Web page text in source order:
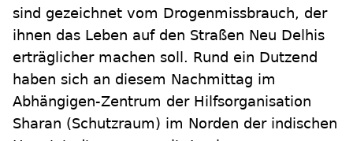
sind gezeichnet vom Drogenmissbrauch, der
ihnen das Leben auf den Straßen Neu Delhis
erträglicher machen soll. Rund ein Dutzend
haben sich an diesem Nachmittag im
Abhängigen-Zentrum der Hilfsorganisation
Sharan (Schutzraum) im Norden der indischen